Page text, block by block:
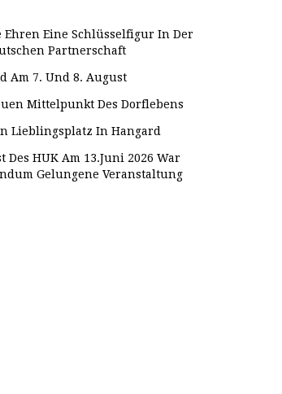
Ehren Eine Schlüsselfigur In Der
Partnerschaft
Am 7. Und 8. August
Mittelpunkt Des Dorflebens
Lieblingsplatz In Hangard
Des HUK Am 13.Juni 2026 War
Gelungene Veranstaltung